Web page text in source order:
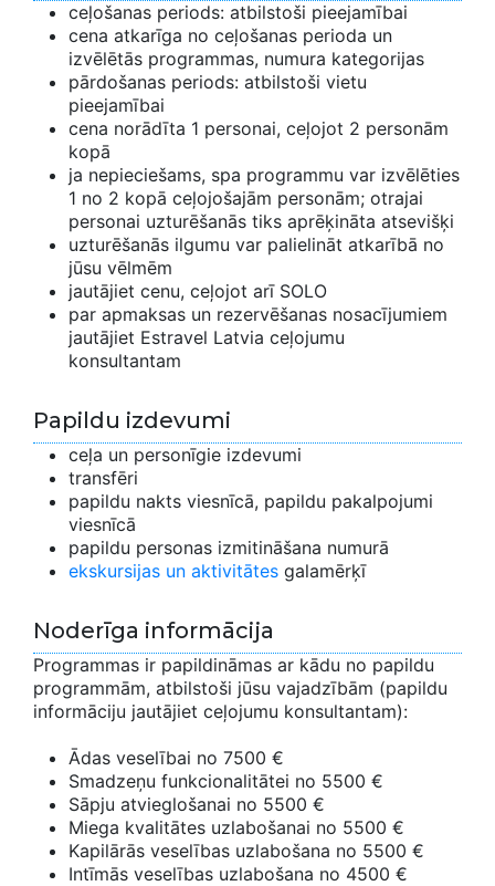
ceļošanas periods: atbilstoši pieejamībai
cena atkarīga no ceļošanas perioda un
izvēlētās programmas, numura kategorijas
pārdošanas periods: atbilstoši vietu
pieejamībai
cena norādīta 1 personai, ceļojot 2 personām
kopā
ja nepieciešams, spa programmu var izvēlēties
1 no 2 kopā ceļojošajām personām; otrajai
personai uzturēšanās tiks aprēķināta atsevišķi
uzturēšanās ilgumu var palielināt atkarībā no
jūsu vēlmēm
jautājiet cenu, ceļojot arī SOLO
par apmaksas un rezervēšanas nosacījumiem
jautājiet Estravel Latvia ceļojumu
konsultantam
Papildu izdevumi
ceļa un personīgie izdevumi
transfēri
papildu nakts viesnīcā, papildu pakalpojumi
viesnīcā
papildu personas izmitināšana numurā
ekskursijas un aktivitātes galamērķī
Noderīga informācija
Programmas ir papildināmas ar kādu no papildu
programmām, atbilstoši jūsu vajadzībām (papildu
informāciju jautājiet ceļojumu konsultantam):
Ādas veselībai no 7500 €
Smadzeņu funkcionalitātei no 5500 €
Sāpju atvieglošanai no 5500 €
Miega kvalitātes uzlabošanai no 5500 €
Kapilārās veselības uzlabošana no 5500 €
Intīmās veselības uzlabošana no 4500 €